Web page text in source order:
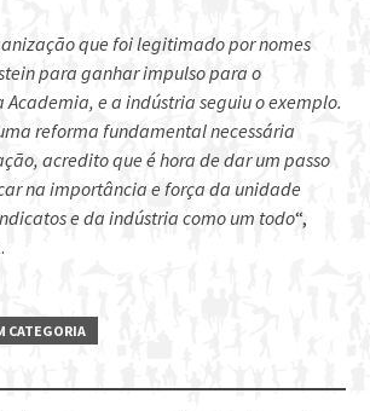
que foi legitimado por nomes
para ganhar impulso para o
e a indústria seguiu o exemplo.
reforma fundamental necessária
acredito que é hora de dar um passo
na importância e força da unidade
e da indústria como um todo“,
CATEGORIA